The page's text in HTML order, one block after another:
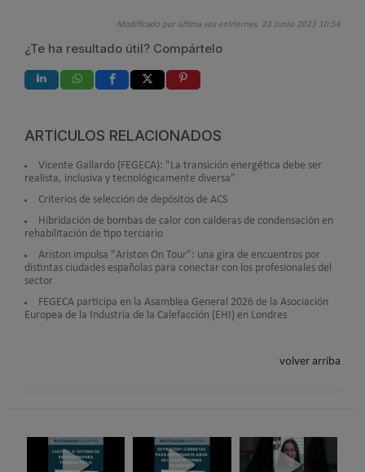
Modificado por última vez enViernes, 23 Junio 2023 10:54
¿Te ha resultado útil? Compártelo
ARTÍCULOS RELACIONADOS
Vicente Gallardo (FEGECA): "La transición energética debe ser
realista, inclusiva y tecnológicamente diversa"
Criterios de selección de depósitos de ACS
Hibridación de bombas de calor con calderas de condensación en
rehabilitación de tipo terciario
Ariston impulsa "Ariston On Tour": una gira de encuentros por
distintas ciudades españolas para conectar con los profesionales del
sector
FEGECA participa en la Asamblea General 2026 de la Asociación
Europea de la Industria de la Calefacción (EHI) en Londres
volver arriba